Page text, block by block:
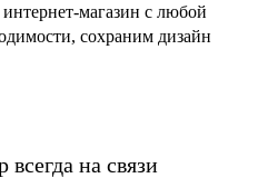
магазин с любой
сохраним дизайн
на связи